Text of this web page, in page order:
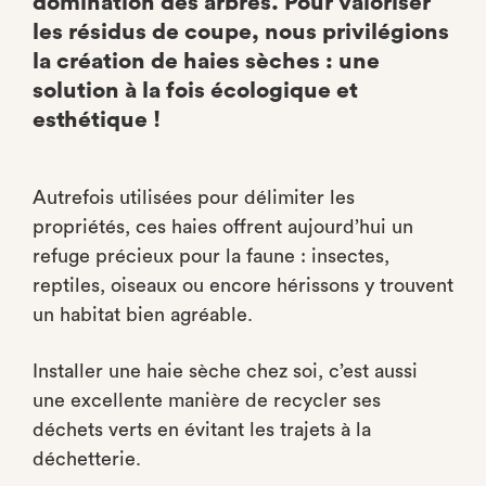
les résidus de coupe, nous privilégions
la création de haies sèches : une
solution à la fois écologique et
esthétique !
Autrefois utilisées pour délimiter les
propriétés, ces haies offrent aujourd’hui un
refuge précieux pour la faune : insectes,
reptiles, oiseaux ou encore hérissons y trouvent
un habitat bien agréable.
Installer une haie sèche chez soi, c’est aussi
une excellente manière de recycler ses
déchets verts en évitant les trajets à la
déchetterie.